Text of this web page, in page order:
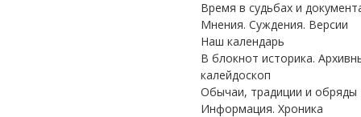
Время в судьбах и
Мнения. Суждения. Версии
Наш календарь
В блокнот историка.
калейдоскоп
Обычаи, традиции и обряды
Информация. Хроника